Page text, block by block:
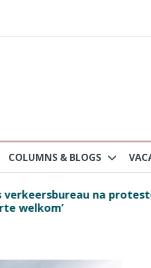
COLUMNS & BLOGS
‘Nederlandse